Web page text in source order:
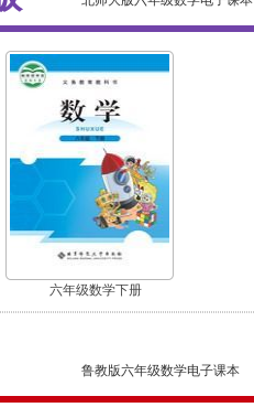
六年级数学下册
鲁教版六年级数学电子课本